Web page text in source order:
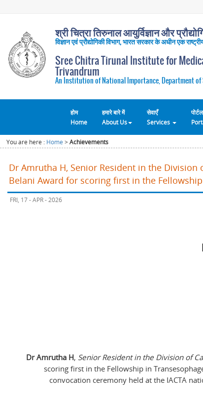
श्री चित्रा तिरुनाल आयुर्विज्ञान और
विज्ञान एवं प्रौद्योगिकी विभाग, भारत सरकार के अधीन एक
Sree Chitra Tirunal Institute for
Trivandrum
An Institution of National Importance, Department of
होम
Home
हमारे बारे में
About Us
सेवाएँ
Services
You are here : Home >Achievements
Dr Amrutha H, Senior Resident in the Division
Belani Award for scoring first in the
FRI, 17 - APR - 2026
Dr Amrutha H, Senior Resident in the Division of
scoring first in the Fellowship in
convocation ceremony held at the IACTA